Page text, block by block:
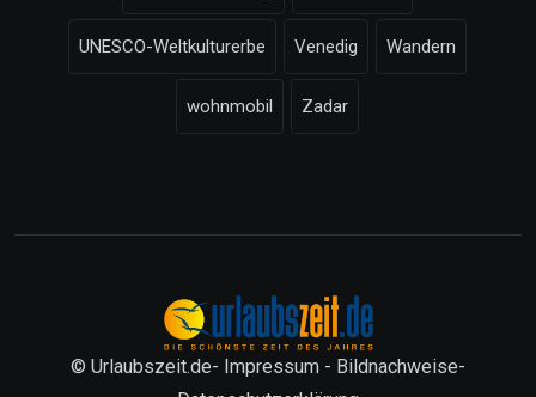
UNESCO-Weltkulturerbe Venedig Wandern
wohnmobil Zadar
© Urlaubszeit.de- Impressum - Bildnachweise-